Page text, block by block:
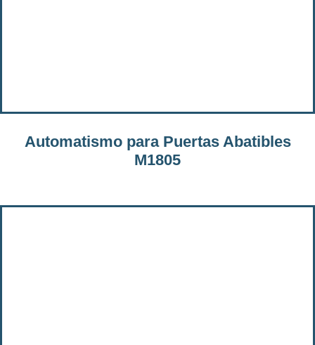
Automatismo para Puertas Abatibles
M1805